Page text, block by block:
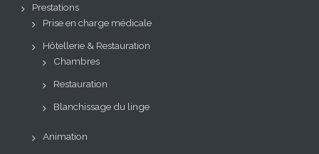
Prestations
Prise en charge médicale
Hôtellerie & Restauration
Chambres
Restauration
Blanchissage du linge
Animation